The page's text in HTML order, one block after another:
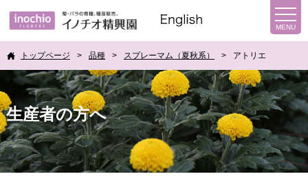
トップページ 品種 スプレーマム（夏秋系） アトリエ
生産者の方へ